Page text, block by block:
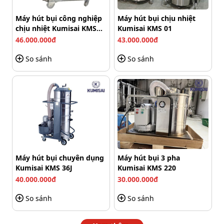
mẽ và ổn định trong suốt quá trình vận hành. Máy có
thể làm việc liên tục trong nhiều giờ liền mà không giảm
hiệu suất, rất phù hợp với các đơn vị vệ sinh chuyên
Máy hút bụi công nghiệp
chịu nhiệt Kumisai KMS
01-3F
46.000.000đ
So sánh
Máy hút bụi chịu nhiệt
Kumisai KMS 01
43.000.000đ
So sánh
Máy hút bụi chuyên dụng
Kumisai KMS 36J
40.000.000đ
So sánh
Máy hút bụi 3 pha
Kumisai KMS 220
30.000.000đ
So sánh